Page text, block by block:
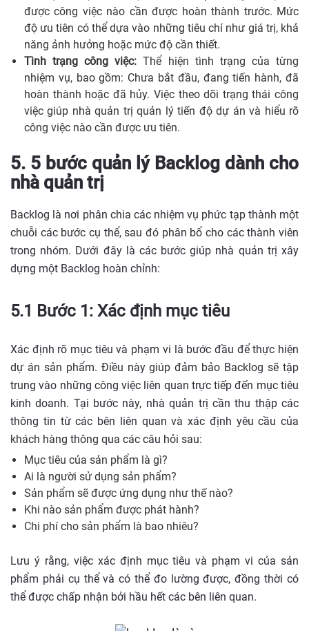
được công việc nào cần được hoàn thành trước. Mức
độ ưu tiên có thể dựa vào những tiêu chí như giá trị, khả
năng ảnh hưởng hoặc mức độ cần thiết.
Tình trạng công việc: Thể hiện tình trạng của từng
nhiệm vụ, bao gồm: Chưa bắt đầu, đang tiến hành, đã
hoàn thành hoặc đã hủy. Việc theo dõi trạng thái công
việc giúp nhà quản trị quản lý tiến độ dự án và hiểu rõ
công việc nào cần được ưu tiên.
5. 5 bước quản lý Backlog dành cho
nhà quản trị
Backlog là nơi phân chia các nhiệm vụ phức tạp thành một
chuỗi các bước cụ thể, sau đó phân bổ cho các thành viên
trong nhóm. Dưới đây là các bước giúp nhà quản trị xây
dựng một Backlog hoàn chỉnh:
5.1 Bước 1: Xác định mục tiêu
Xác định rõ mục tiêu và phạm vi là bước đầu để thực hiện
dự án sản phẩm. Điều này giúp đảm bảo Backlog sẽ tập
trung vào những công việc liên quan trực tiếp đến mục tiêu
kinh doanh. Tại bước này, nhà quản trị cần thu thập các
thông tin từ các bên liên quan và xác định yêu cầu của
khách hàng thông qua các câu hỏi sau:
Mục tiêu của sản phẩm là gì?
Ai là người sử dụng sản phẩm?
Sản phẩm sẽ được ứng dụng như thế nào?
Khi nào sản phẩm được phát hành?
Chi phí cho sản phẩm là bao nhiêu?
Lưu ý rằng, việc xác định mục tiêu và phạm vi của sản
phẩm phải cụ thể và có thể đo lường được, đồng thời có
thể được chấp nhận bởi hầu hết các bên liên quan.